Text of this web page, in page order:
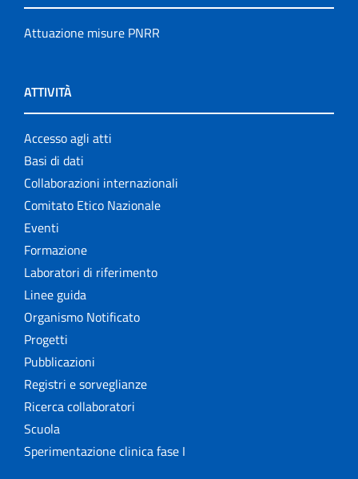
Attuazione misure PNRR
ATTIVITÀ
Accesso agli atti
Basi di dati
Collaborazioni internazionali
Comitato Etico Nazionale
Eventi
Formazione
Laboratori di riferimento
Linee guida
Organismo Notificato
Progetti
Pubblicazioni
Registri e sorveglianze
Ricerca collaboratori
Scuola
Sperimentazione clinica fase I